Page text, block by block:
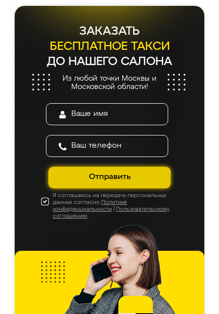
ЗАКАЗАТЬ
БЕСПЛАТНОЕ ТАКСИ
ДО НАШЕГО САЛОНА
Из любой точки Москвы и
Московской области!
Отправить
Я соглашаюсь на передачу персональных
данных согласно Политике
конфиденциальности
Пользовательскому
соглашению